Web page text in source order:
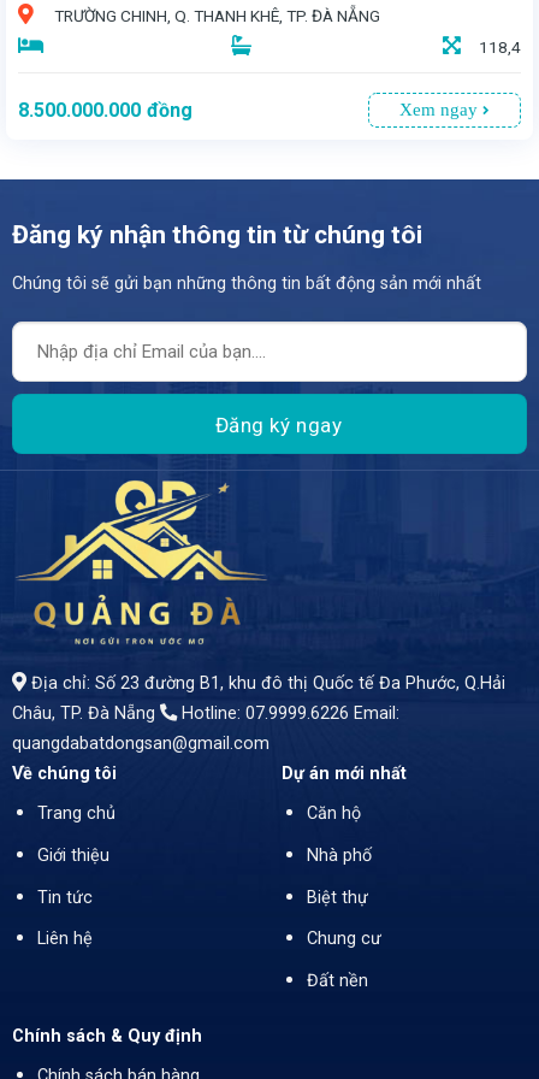
TRƯỜNG CHINH, Q. THANH KHÊ, TP. ĐÀ NẴNG
118,4
8.500.000.000 đồng Xem ngay
Đăng ký nhận thông tin từ chúng tôi
Chúng tôi sẽ gửi bạn những thông tin bất động sản mới nhất
Địa chỉ: Số 23 đường B1, khu đô thị Quốc tế Đa Phước, Q.Hải
Châu, TP. Đà Nẵng
Hotline: 07.9999.6226 Email:
quangdabatdongsan@gmail.com
Về chúng tôi
Trang chủ
Giới thiệu
Tin tức
Liên hệ
Dự án mới nhất
Căn hộ
Nhà phố
Biệt thự
Chung cư
Đất nền
Chính sách & Quy định